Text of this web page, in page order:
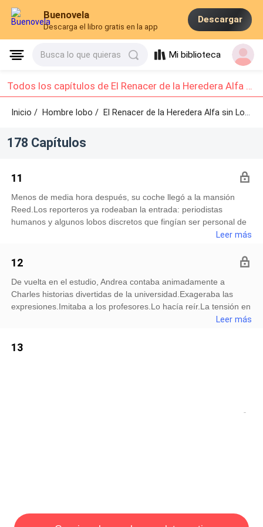
Buenovela
Descarga el libro gratis en la app
Descargar
Busca lo que quieras Mi biblioteca
Todos los capítulos de El Renacer de la Heredera Alfa sin Lobo: Capítulo 11 - Capítulo 20
Inicio / Hombre lobo/El Renacer de la Heredera Alfa sin Lobo /
178 Capítulos
11
Menos de media hora después, su coche llegó a la mansión
Reed.Los reporteros ya rodeaban la entrada: periodistas
humanos y algunos lobos discretos que fingían ser personal de
servicio.En cuanto su coche se detuvo, se abalanzaron.Las
que su hermana menor ha estado involucrada con varios
romántico con Steven antes de este incidente?—Señorita Reed,
¿es cierto que hubo drogas de por medio?Los flashes
estallaban como disparos.<
Leer más
12
De vuelta en el estudio, Andrea contaba animadamente a
Charles historias divertidas de la universidad.Exageraba las
expresiones.Imitaba a los profesores.Lo hacía reír.La tensión en
la mansión se desplazó sutilmente.Cuando sonó un golpe en la
suavidad.Abrió la puerta.Melinda estaba allí, sosteniendo un
Leer más
13